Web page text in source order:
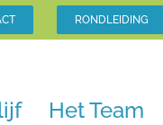
RONDLEIDING
Het Team